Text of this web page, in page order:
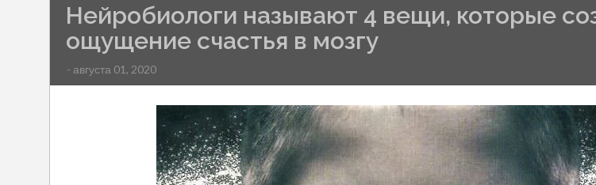
Нейробиологи называют 4 вещи, которые
ощущение счастья в мозгу
- августа 01, 2020